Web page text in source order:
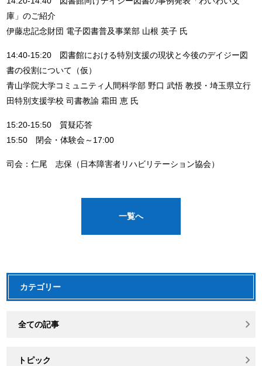
庫」のご紹介
伊藤忠記念財団 電子図書普及事業部 山根 英子 氏
14:40-15:20 図書館における特別支援の現状と今後のデイジー図
書の役割について（仮）
青山学院大学コミュニティ人間科学部 野口 武悟 教授・埼玉県立行
田特別支援学校 司書教諭 霜田 恵 氏
15:20-15:50 質疑応答
15:50 閉会・体験会～17:00
司会：仁尾 志保（日本障害者リハビリテーション協会）
一覧へ
カテゴリー
全ての記事
トピック